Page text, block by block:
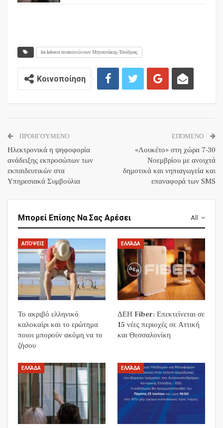
lockdown ανακοινώνουν Μητσοτάκης-Τσιόδρας
Κοινοποίηση
ΠΡΟΗΓΟΎΜΕΝΟ
Ηλεκτρονικά η ψηφοφορία
ανάδειξης εκπροσώπων των
εκπαιδευτικών στα
Υπηρεσιακά Συμβούλια
ΕΠΌΜΕΝΟ
«Λουκέτο» στη χώρα 7-30
Νοεμβρίου με ανοιχτά
δημοτικά και νηπιαγωγεία και
επαναφορά των SMS
All
Μπορεί Επίσης Να Σας Αρέσει
ΑΠΌΨΕΙΣ
Το ακριβό ελληνικό
καλοκαίρι και το ερώτημα
ποιοι μπορούν ακόμη να το
ζήσου
ΕΛΛΆΔΑ
ΔΕΗ Fiber: Επεκτείνεται σε
15 νέες περιοχές σε Αττική
και Θεσσαλονίκη
ΕΛΛΆΔΑ ΕΛΛΆΔΑ